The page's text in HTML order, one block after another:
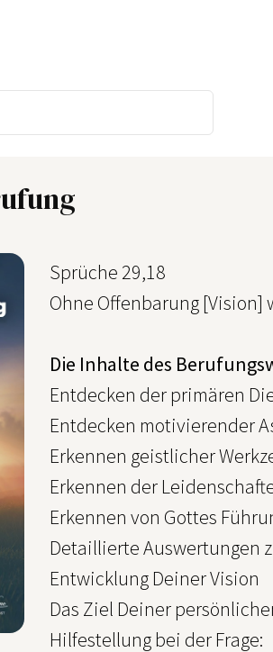
Sprüche 29,18
Ohne Offenbarung [Vision]
Die Inhalte des
Entdecken der primären
Entdecken motivierender
Erkennen geistlicher
Erkennen der
Erkennen von Gottes
Detaillierte Auswertungen
Entwicklung Deiner Vision
Das Ziel Deiner
Hilfestellung bei der Frage: